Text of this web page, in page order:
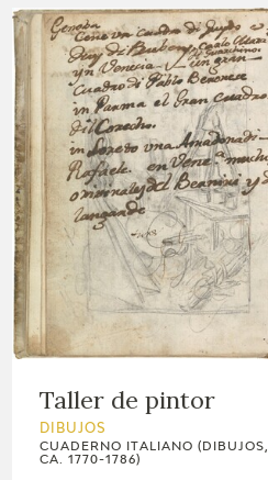
Taller de pintor
DIBUJOS
CUADERNO ITALIANO (DIBUJOS,
CA. 1770-1786)